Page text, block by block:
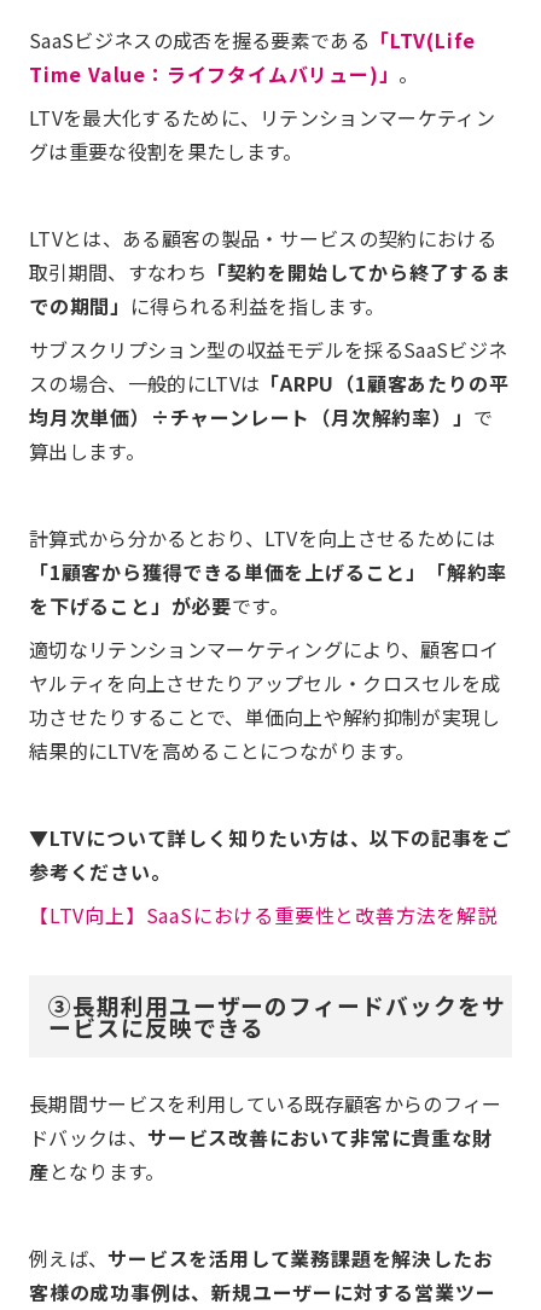
SaaSビジネスの成否を握る要素である 「LTV(Life
Time Value：ライフタイムバリュー)」 。
LTVを最大化するために、リテンションマーケティン
グは重要な役割を果たします。
LTVとは、ある顧客の製品・サービスの契約における
取引期間、すなわち 「契約を開始してから終了するま
での期間」 に得られる利益を指します。
サブスクリプション型の収益モデルを採るSaaSビジネ
スの場合、一般的にLTVは 「ARPU（1顧客あたりの平
均月次単価）÷チャーンレート（月次解約率）」 で
算出します。
計算式から分かるとおり、LTVを向上させるためには
「1顧客から獲得できる単価を上げること」「解約率
を下げること」が必要です。
適切なリテンションマーケティングにより、顧客ロイ
ヤルティを向上させたりアップセル・クロスセルを成
功させたりすることで、単価向上や解約抑制が実現し
結果的にLTVを高めることにつながります。
▼LTVについて詳しく知りたい方は、以下の記事をご
参考ください。
【LTV向上】SaaSにおける重要性と改善方法を解説
③長期利用ユーザーのフィードバックをサ
ービスに反映できる
長期間サービスを利用している既存顧客からのフィー
ドバックは、 サービス改善において非常に貴重な財
産となります。
例えば、 サービスを活用して業務課題を解決したお
客様の成功事例は、新規ユーザーに対する営業ツー